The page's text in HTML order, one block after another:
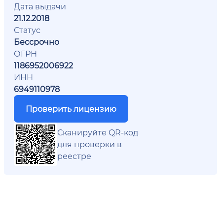
Дата выдачи
21.12.2018
Статус
Бессрочно
ОГРН
1186952006922
ИНН
6949110978
Проверить лицензию
Сканируйте QR-код
для проверки в
реестре